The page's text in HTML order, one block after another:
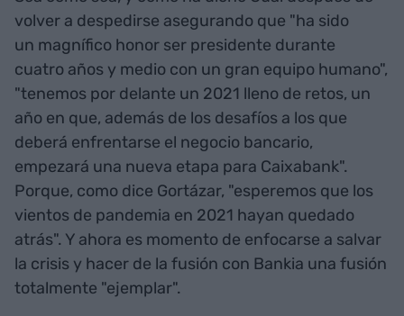
volver a despedirse asegurando que "ha sido
un magnífico honor ser presidente durante
cuatro años y medio con un gran equipo humano",
"tenemos por delante un 2021 lleno de retos, un
año en que, además de los desafíos a los que
deberá enfrentarse el negocio bancario,
empezará una nueva etapa para Caixabank".
Porque, como dice Gortázar, "esperemos que los
vientos de pandemia en 2021 hayan quedado
atrás". Y ahora es momento de enfocarse a salvar
la crisis y hacer de la fusión con Bankia una fusión
totalmente "ejemplar".